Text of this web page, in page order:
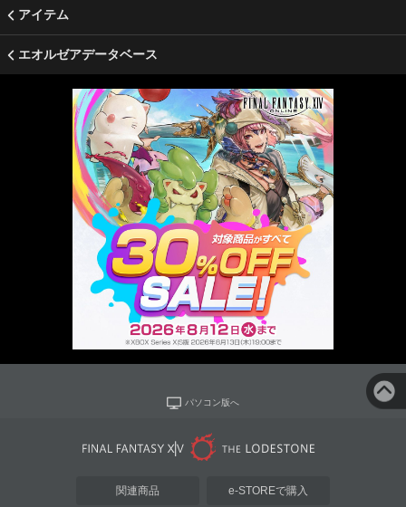
アイテム
エオルゼアデータベース
パソコン版へ
関連商品 e-STOREで購入